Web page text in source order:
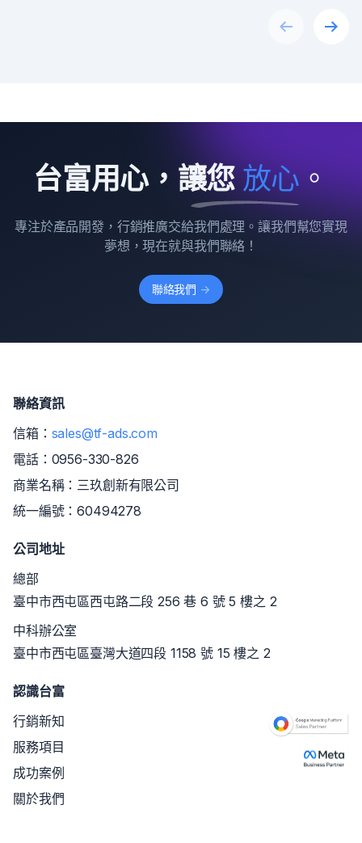
PreviousNext
台富用心，讓您放心。
專注於產品開發，行銷推廣交給我們處理。讓我們幫您實現
夢想，現在就與我們聯絡！
聯絡我們 ->
聯絡資訊
信箱： sales@tf-ads.com
電話： 0956-330-826
商業名稱：三玖創新有限公司
統一編號：60494278
公司地址
總部
臺中市西屯區西屯路二段 256 巷 6 號 5 樓之 2
中科辦公室
臺中市西屯區臺灣大道四段 1158 號 15 樓之 2
認識台富
行銷新知
服務項目
成功案例
關於我們